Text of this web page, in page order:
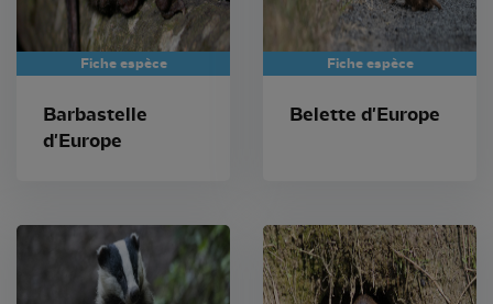
Fiche espèce
Barbastelle
d'Europe
Fiche espèce
Belette d'Europe